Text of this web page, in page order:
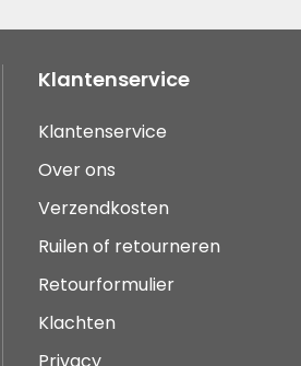
Klantenservice
Klantenservice
Over ons
Verzendkosten
Ruilen of retourneren
Retourformulier
Klachten